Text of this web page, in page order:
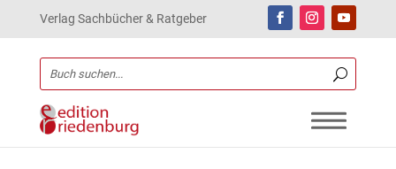
Verlag Sachbücher & Ratgeber